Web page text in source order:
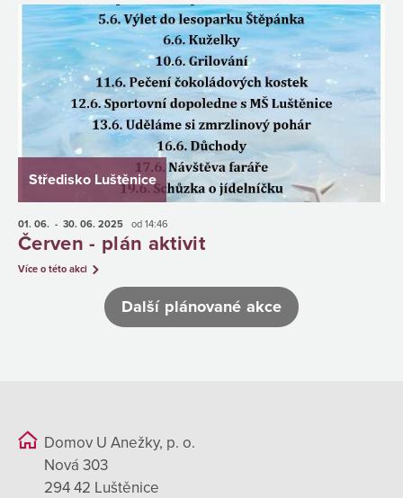
Středisko Luštěnice
01. 06. - 30. 06. 2025 od 14:46
Červen - plán aktivit
Více o této akci
Další plánované akce
Domov U Anežky, p. o.
Nová 303
294 42 Luštěnice